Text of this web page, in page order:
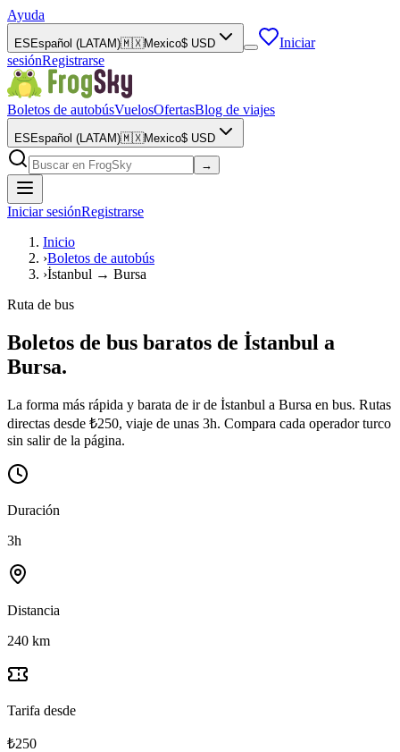
Ayuda
ES Español (LATAM)🇲🇽Mexico$ USD
Iniciar
sesiónRegistrarse
Boletos de autobúsVuelosOfertasBlog de viajes
ES Español (LATAM)🇲🇽Mexico$ USD
→
Iniciar sesiónRegistrarse
Inicio
›Boletos de autobús
›İstanbul → Bursa
Ruta de bus
Boletos de bus baratos de İstanbul a
Bursa.
La forma más rápida y barata de ir de İstanbul a Bursa en bus. Rutas
directas desde ₺250, viaje de unas 3h. Compara cada operador turco
sin salir de la página.
Duración
3h
Distancia
240 km
Tarifa desde
₺250